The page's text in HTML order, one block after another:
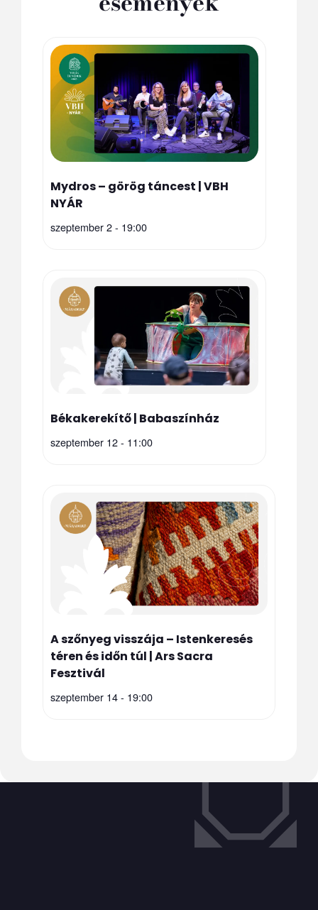
Mydros – görög táncest | VBH
NYÁR
szeptember 2 - 19:00
Békakerekítő | Babaszínház
szeptember 12 - 11:00
A szőnyeg visszája – Istenkeresés
téren és időn túl | Ars Sacra
Fesztivál
szeptember 14 - 19:00